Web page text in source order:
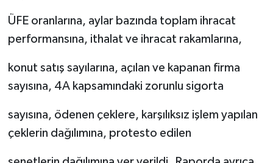
ÜFE oranlarına, aylar bazında toplam ihracat
performansına, ithalat ve ihracat rakamlarına,
konut satış sayılarına, açılan ve kapanan firma
sayısına, 4A kapsamındaki zorunlu sigorta
sayısına, ödenen çeklere, karşılıksız işlem yapılan
çeklerin dağılımına, protesto edilen